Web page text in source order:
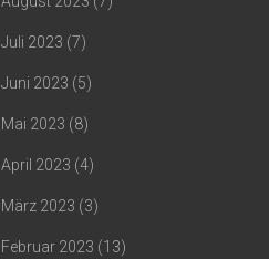
Juli 2023 (7)
Juni 2023 (5)
Mai 2023 (8)
April 2023 (4)
März 2023 (3)
Februar 2023 (13)